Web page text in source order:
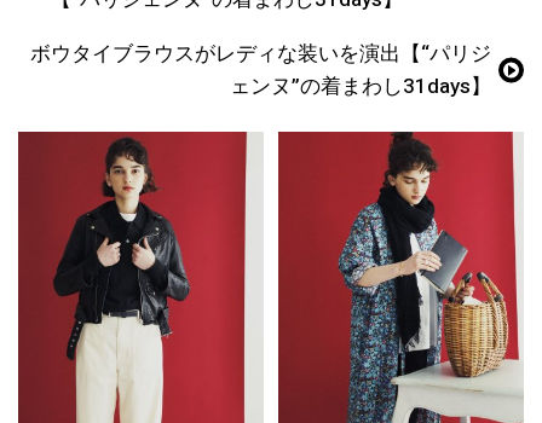
ボウタイブラウスがレディな装いを演出【“パリジ
ェンヌ”の着まわし31days】